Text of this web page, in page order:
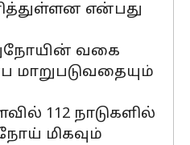
என்பது
வகை
மாறுபடுவதையும்
112 நாடுகளில்
மிகவும்